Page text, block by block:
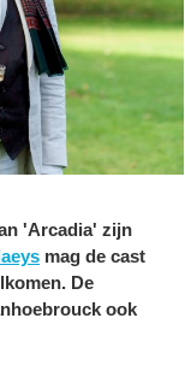
'Arcadia' zijn
mag de cast
De
ook